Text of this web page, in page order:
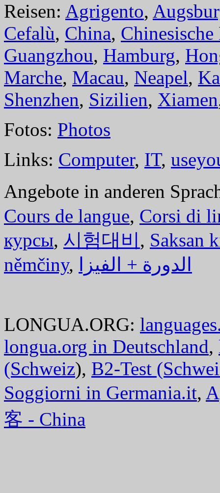
Reisen: Agrigento,
Cefalù, China, Chinesische
Guangzhou, Hamburg,
Marche, Macau, Neapel,
Shenzhen, Sizilien, Xiamen
Fotos: Photos
Links: Computer, IT,
Angebote in anderen
Cours de langue, Corsi di
курсы, 시험대비, Saksan
němčiny, الدورة + الفيزا
LONGUA.ORG:
longua.org in Deutschland,
(Schweiz), B2-Test
Soggiorni in Germania.it,
客 - China